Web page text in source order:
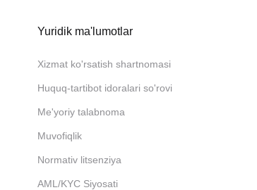
Yuridik ma'lumotlar
Xizmat ko'rsatish shartnomasi
Huquq-tartibot idoralari so'rovi
Me'yoriy talabnoma
Muvofiqlik
Normativ litsenziya
AML/KYC Siyosati